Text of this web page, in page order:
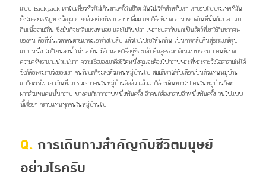
แบบ Backpack เราไปเที่ยวทัวร์ไม่เกินสามครั้งในชีวิต มันไม่เวิร์คสำหรับเรา เราชอบไปประเทศที่มัน
ยังไม่ค่อยเจริญทางวัตถุมาก ยกตัวอย่างที่เราปลาบปลื้มมากๆ ก็คือทิเบต อาหารการกินที่นั่นก็แปลก เขา
กินเนื้อจามรีกัน ซึ่งมันก็จะกลิ่นแรงหน่อย และไม่กินปลา เพราะปลากับนกเป็นสัตว์ที่เขาใช้กินซากศพ
ของคน คือที่นั่นเวลาคนตายเขาจะเอาร่างไปสับ แล้วไปโปรยให้นกกิน เป็นการกลับคืนสู่ธรรมชาติรูป
แบบหนึ่ง ไม่ก็โยนลงน้ำให้ปลากิน มีอีกหลายวิธีอยู่ที่จะกลับคืนสู่ธรรมชาติในแบบของเขา คนทิเบต
ความศรัทธาเขาแน่วแน่มาก ความเชื่อของเขาคือชีวิตหนึ่งคุณจะต้องไปกราบพระที่พระราชวังโอตารามให้ได้
ซึ่งก็คือพระราชวังของเขา คนทิเบตก็จะส่งตัวแทนหมู่บ้านไป สมมติเราได้รับเลือกเป็นตัวแทนหมู่บ้าน
เขาก็จะให้เราเอาเงินที่รวบรวมจากคนในหมู่บ้านติดตัว แล้วเราก็ต้องเดินทางไป คนในหมู่บ้านก็จะ
ฝากตัวแทนคนนั้นกราบ บางคนก็ฝากกราบหนึ่งพันครั้ง อีกคนก็ต้องกราบอีกหนึ่งพันครั้ง วนไปแบบ
นี้เรื่อยๆ กราบแทนทุกคนในหมู่บ้านไป
Q. การเดินทางสำคัญกับชีวิตมนุษย์
อย่างไรครับ